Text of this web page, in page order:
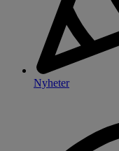
Nyheter